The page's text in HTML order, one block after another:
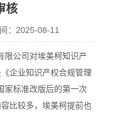
核
：2025-08-11
限公司对埃美柯知识产
企业知识产权合规管理
家标准改版后的第一次
比较多，埃美柯提前也